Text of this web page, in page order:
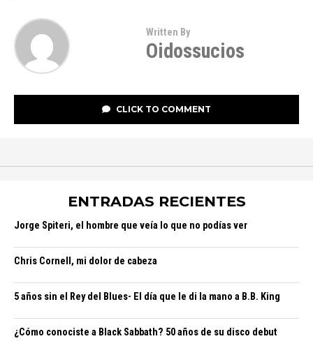
Written By
Oidossucios
CLICK TO COMMENT
ENTRADAS RECIENTES
Jorge Spiteri, el hombre que veía lo que no podías ver
Chris Cornell, mi dolor de cabeza
5 años sin el Rey del Blues- El día que le di la mano a B.B. King
¿Cómo conociste a Black Sabbath? 50 años de su disco debut